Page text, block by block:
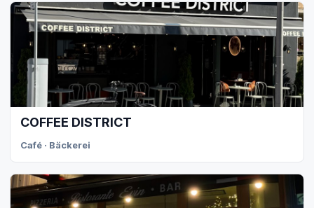
COFFEE DISTRICT
Café · Bäckerei